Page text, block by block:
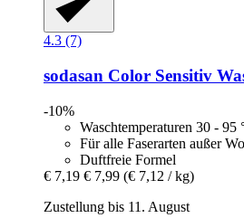
4.3 (7)
sodasan Color Sensitiv
-10%
Waschtemperaturen 30 - 95
Für alle Faserarten außer
Duftfreie Formel
€ 7,19 € 7,99 (€ 7,12 / kg)
Zustellung bis 11. August